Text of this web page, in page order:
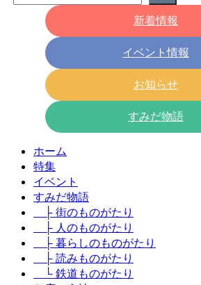
新着情報
イベント情報
お知らせ
すみだ物語
ホーム
特集
イベント
すみだ物語
├ 街のものがたり
├ 人のものがたり
├ 暮らしのものがたり
├ 読みものがたり
└ 鉄道ものがたり